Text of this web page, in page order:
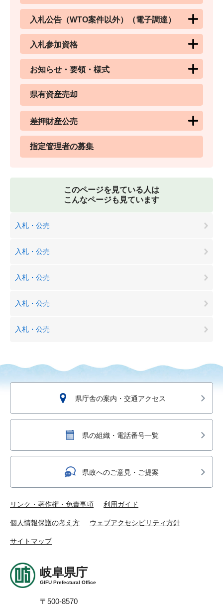
入札公告（WTO案件以外）（電子調達）
入札参加資格
お知らせ・要領・様式
県有資産売却
差押財産公売
指定管理者の募集
このページを見ている人は
こんなページも見ています
入札・公売
入札・公売
入札・公売
入札・公売
入札・公売
県庁舎の案内・交通アクセス
県の組織・電話番号一覧
県政へのご意見・ご提案
リンク・著作権・免責事項 利用ガイド
個人情報保護の考え方 ウェブアクセシビリティ方針
サイトマップ
岐阜県庁
GIFU Prefectural Office
〒500-8570